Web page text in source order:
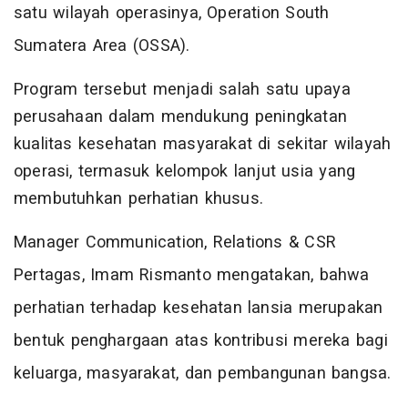
satu wilayah operasinya, Operation South
Sumatera Area (OSSA).
Program tersebut menjadi salah satu upaya
perusahaan dalam mendukung peningkatan
kualitas kesehatan masyarakat di sekitar wilayah
operasi, termasuk kelompok lanjut usia yang
membutuhkan perhatian khusus.
Manager Communication, Relations & CSR
Pertagas, Imam Rismanto mengatakan, bahwa
perhatian terhadap kesehatan lansia merupakan
bentuk penghargaan atas kontribusi mereka bagi
keluarga, masyarakat, dan pembangunan bangsa.